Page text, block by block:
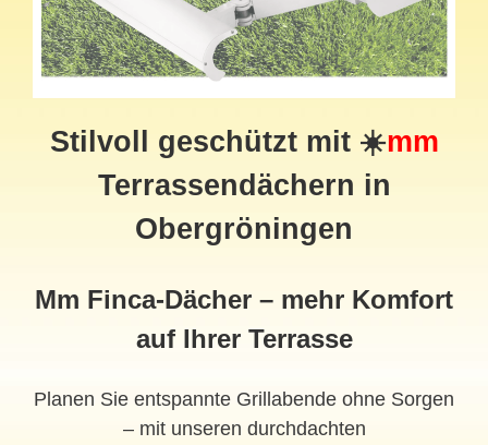
Stilvoll geschützt mit ☀️mm
Terrassendächern in
Obergröningen
Mm Finca-Dächer – mehr Komfort
auf Ihrer Terrasse
Planen Sie entspannte Grillabende ohne Sorgen
– mit unseren durchdachten